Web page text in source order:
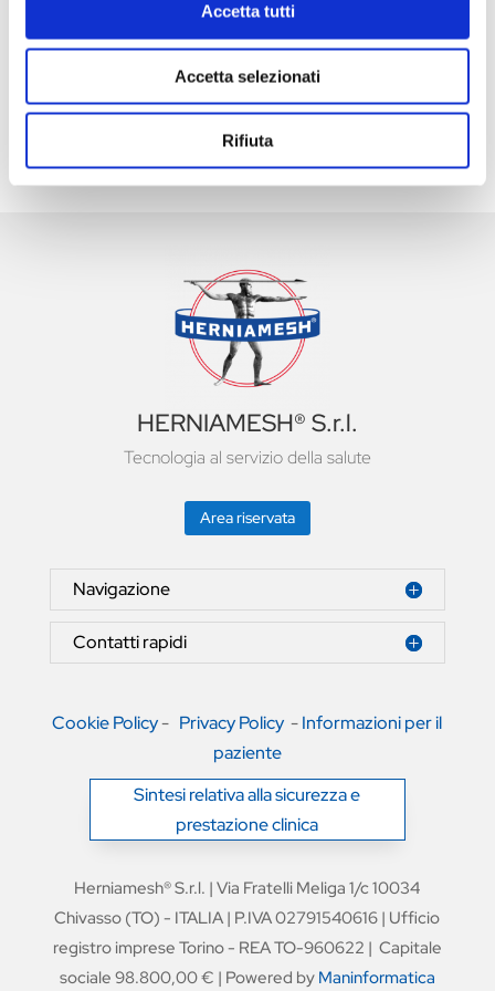
Accetta tutti
Accetta selezionati
Rifiuta
48° Congresso Internazionale annuale della
Fiera Commerciale Mondiale MEDICA 2026
HERNIAMESH® S.r.l.
Tecnologia al servizio della salute
Area riservata
Navigazione
Contatti rapidi
Cookie Policy- Privacy Policy -Informazioni per il
paziente
Sintesi relativa alla sicurezza e
prestazione clinica
Herniamesh® S.r.l. | Via Fratelli Meliga 1/c 10034
Chivasso (TO) - ITALIA | P.IVA 02791540616 | Ufficio
registro imprese Torino - REA TO-960622 | Capitale
sociale 98.800,00 € | Powered by Maninformatica